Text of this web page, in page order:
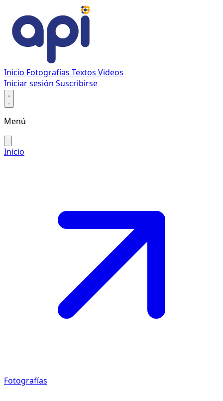
Inicio Fotografías Textos Videos
Iniciar sesión Suscribirse
Menú
Inicio
Fotografías